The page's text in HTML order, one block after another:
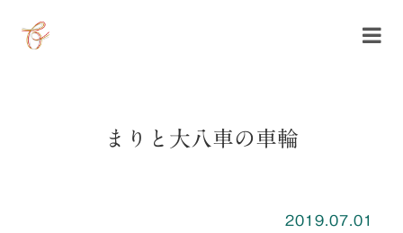
まりと大八車の車輪
Published On: 2019.07.01